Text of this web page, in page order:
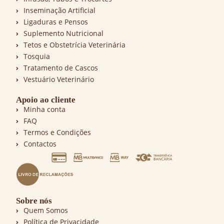
Inseminação Artificial
Ligaduras e Pensos
Suplemento Nutricional
Tetos e Obstetrícia Veterinária
Tosquia
Tratamento de Cascos
Vestuário Veterinário
Apoio ao cliente
Minha conta
FAQ
Termos e Condições
Contactos
Sobre nós
Quem Somos
Política de Privacidade